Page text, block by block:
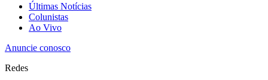
Últimas Notícias
Colunistas
Ao Vivo
Anuncie conosco
Redes